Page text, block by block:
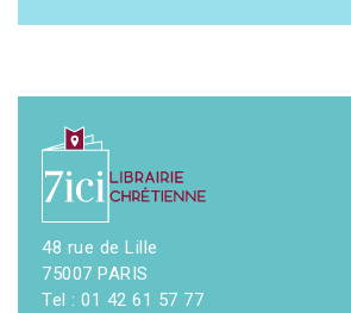
48 rue de Lille
75007 PARIS
Tel : 01 42 61 57 77